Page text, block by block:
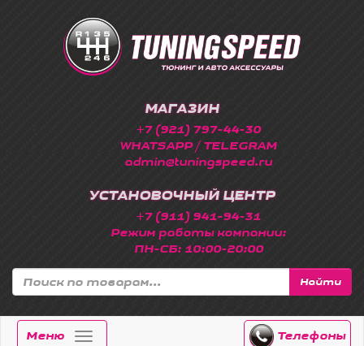
МАГАЗИН
+7 (921) 797-44-30
WHATSAPP / TELEGRAM
admin@tuningspeed.ru
УСТАНОВОЧНЫЙ ЦЕНТР
+7 (911) 941-94-31
Режим работы компании:
ПН-СБ: 10:00-20:00
Найти
Меню Телефоны